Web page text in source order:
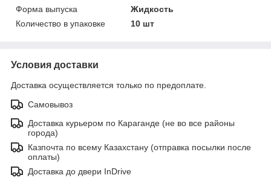
Форма выпуска
Жидкость
Количество в упаковке
10 шт
Условия доставки
Доставка осуществляется только по предоплате.
Самовывоз
Доставка курьером по Караганде (не во все районы
города)
Казпочта по всему Казахстану (отправка посылки после
оплаты)
Доставка до двери InDrive